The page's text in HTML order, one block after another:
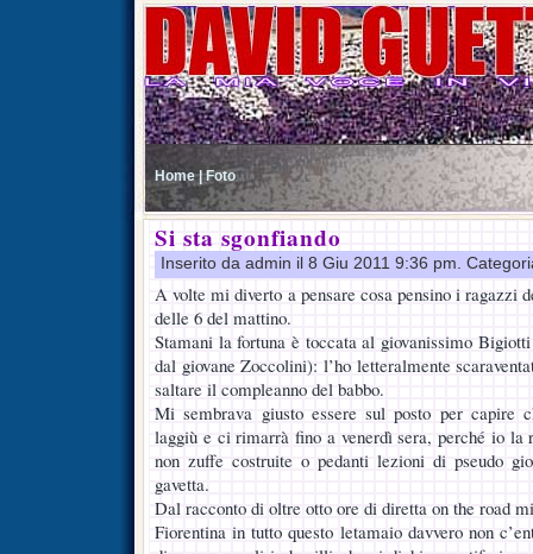
Home | Foto
Si sta sgonfiando
Inserito da admin il 8 Giu 2011 9:36 pm.
A volte mi diverto a pensare cosa pensino i ragazzi
delle 6 del mattino.
Stamani la fortuna è toccata al giovanissimo
dal giovane Zoccolini): l’ho letteralmente
saltare il compleanno del babbo.
Mi sembrava giusto essere sul posto per capire
laggiù e ci rimarrà fino a venerdì sera, perché io la
non zuffe costruite o pedanti lezioni di pseudo
gavetta.
Dal racconto di oltre otto ore di diretta on the road
Fiorentina in tutto questo letamaio davvero non